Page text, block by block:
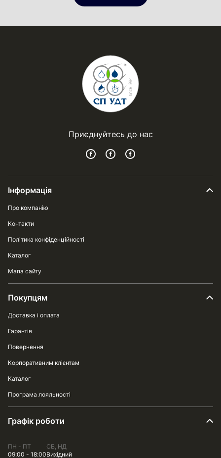
Приєднуйтесь до нас
Інформація
Про компанію
Контакти
Політика конфіденційності
Каталог
Мапа сайту
Покупцям
Доставка і оплата
Гарантія
Повернення
Корпоративним клієнтам
Каталог
Програма лояльності
Графік роботи
ПН - ПТ
09:00 - 18:00
СБ, НД
Вихідний